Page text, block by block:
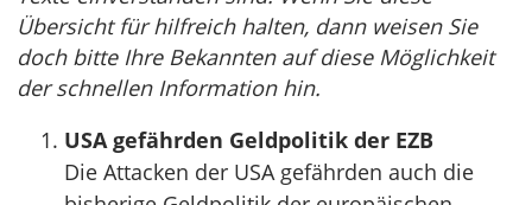
Übersicht für hilfreich halten, dann weisen Sie
doch bitte Ihre Bekannten auf diese Möglichkeit
der schnellen Information hin.
USA gefährden Geldpolitik der EZB
Die Attacken der USA gefährden auch die